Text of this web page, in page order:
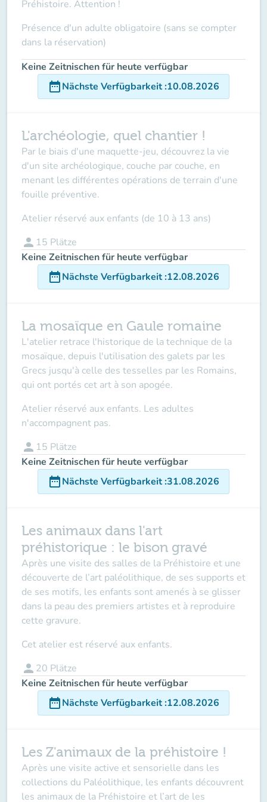
Préhistoire. Attention !
Présence d'un adulte obligatoire (sans se compter
dans la réservation)
Keine Zeitnischen für heute verfügbar
date_rangeNächste Verfügbarkeit:10.08.2026
L'archéologie, quel chantier !
Par le biais d'une maquette-jeu, découvrez la vie
d'un site archéologique, couche par couche, en
menant les différentes opérations de terrain d'une
fouille préventive.
Atelier réservé aux enfants (de 10 à 13 ans)
person 15 Plätze
Keine Zeitnischen für heute verfügbar
date_rangeNächste Verfügbarkeit:12.08.2026
La mosaïque en Gaule romaine
L'atelier retrace l'historique de la technique de la
mosaïque, depuis l'utilisation des galets par les
Grecs jusqu'à celle des tesselles par les Romains,
qui ont portés cet art à son apogée.
Atelier réservé aux enfants. Les adultes
n'accompagnent pas.
person 15 Plätze
Keine Zeitnischen für heute verfügbar
date_rangeNächste Verfügbarkeit:31.08.2026
Les animaux dans l'art
préhistorique : le bison gravé
Après une visite des salles de la Préhistoire et une
découverte de l’art paléolithique, de ses supports et
de ses motifs, les enfants sont amenés à se glisser
dans la peau des premiers artistes et à reproduire
cette gravure.
Cet atelier est réservé aux enfants.
person 20 Plätze
Keine Zeitnischen für heute verfügbar
date_rangeNächste Verfügbarkeit:12.08.2026
Les Z'animaux de la préhistoire !
Après une visite active et sensorielle dans les
collections du Paléolithique, les enfants découvrent
les animaux de la Préhistoire et l’art de les